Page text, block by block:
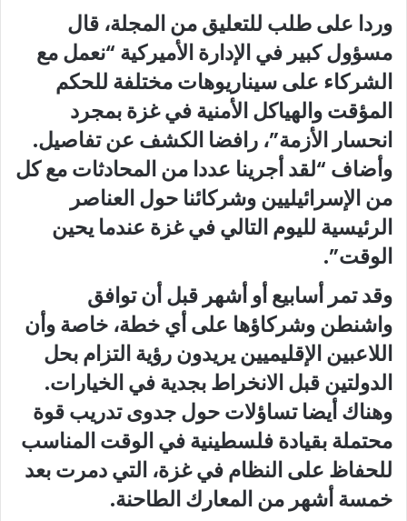
وردا على طلب للتعليق من المجلة، قال
مسؤول كبير في الإدارة الأميركية “نعمل مع
الشركاء على سيناريوهات مختلفة للحكم
المؤقت والهياكل الأمنية في غزة بمجرد
انحسار الأزمة”، رافضا الكشف عن تفاصيل.
وأضاف “لقد أجرينا عددا من المحادثات مع كل
من الإسرائيليين وشركائنا حول العناصر
الرئيسية لليوم التالي في غزة عندما يحين
الوقت”.
وقد تمر أسابيع أو أشهر قبل أن توافق
واشنطن وشركاؤها على أي خطة، خاصة وأن
اللاعبين الإقليميين يريدون رؤية التزام بحل
الدولتين قبل الانخراط بجدية في الخيارات.
وهناك أيضا تساؤلات حول جدوى تدريب قوة
محتملة بقيادة فلسطينية في الوقت المناسب
للحفاظ على النظام في غزة، التي دمرت بعد
خمسة أشهر من المعارك الطاحنة.